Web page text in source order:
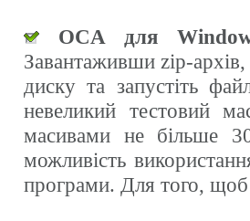
OCA для
Завантаживши zip-
диску та запустіть
невеликий тестовий
масивами не більше
можливість
програми. Для того, щоб